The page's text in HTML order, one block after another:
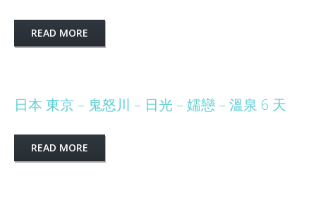
READ MORE
日本 東京 – 鬼怒川 – 日光 – 嬬戀 – 溫泉 6 天
READ MORE